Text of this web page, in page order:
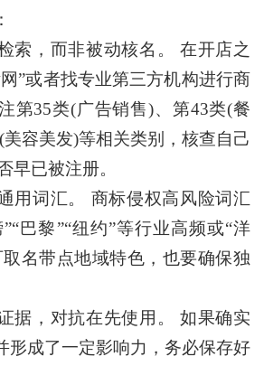
，而非被动核名。 在开店之
”或者找专业第三方机构进行商
第35类(广告销售)、第43类(餐
容美发)等相关类别，核查自己
早已被注册。
词汇。 商标侵权高风险词汇
巴黎”“纽约”等行业高频或“洋
名带点地域特色，也要确保独
，对抗在先使用。 如果确实
形成了一定影响力，务必保存好